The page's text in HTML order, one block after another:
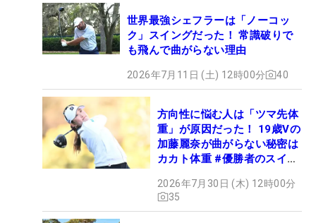
世界最強シェフラーは「ノーコッ
ク」スイングだった！ 常識破りで
も飛んで曲がらない理由
2026年7月11日 (土) 12時00分 40
方向性に悩む人は「ツマ先体
重」が原因だった！ 19歳Vの
加藤麗奈が曲がらない秘密は
カカト体重 #優勝者のスイン
2026年7月30日 (木) 12時00分
35